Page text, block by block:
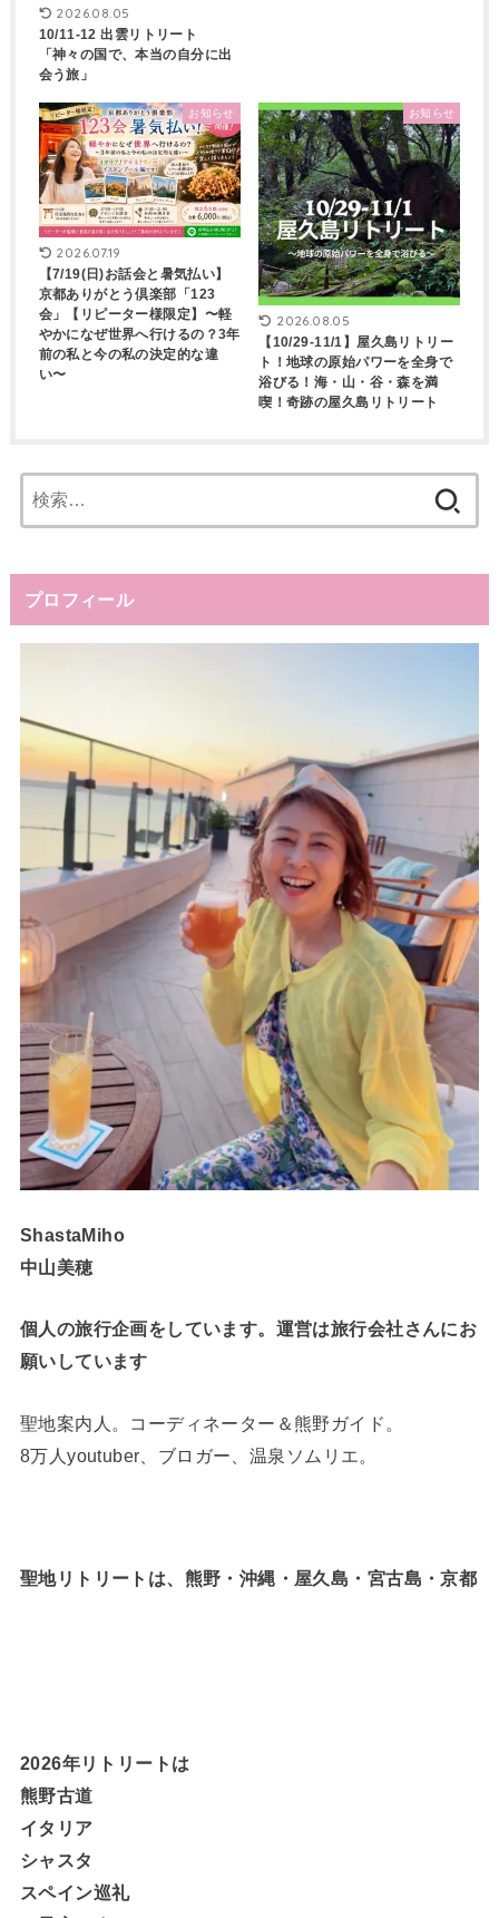
2026.08.05
10/11-12 出雲リトリート
「神々の国で、本当の自分に出
会う旅」
お知らせ
2026.07.19
【7/19(日)お話会と暑気払い】
京都ありがとう倶楽部「123
会」【リピーター様限定】〜軽
やかになぜ世界へ行けるの？3年
前の私と今の私の決定的な違
い〜
お知らせ
2026.08.05
【10/29-11/1】屋久島リトリー
ト！地球の原始パワーを全身で
浴びる！海・山・谷・森を満
喫！奇跡の屋久島リトリート
索:
プロフィール
ShastaMiho
中山美穂
個人の旅行企画をしています。運営は旅行会社さんにお
願いしています
聖地案内人。コーディネーター＆熊野ガイド。
8万人youtuber、ブロガー、温泉ソムリエ。
聖地リトリートは、熊野・沖縄・屋久島・宮古島・京都
2026年リトリートは
熊野古道
イタリア
シャスタ
スペイン巡礼